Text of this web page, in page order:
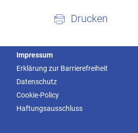
Drucken
Impressum
Erklärung zur Barrierefreiheit
Datenschutz
Cookie-Policy
Haftungsausschluss